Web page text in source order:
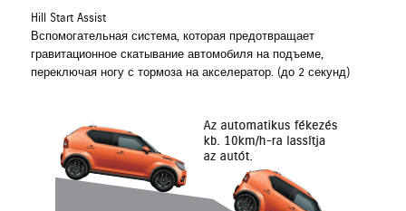
Hill Start Assist
Вспомогательная система, которая предотвращает
гравитационное скатывание автомобиля на подъеме,
переключая ногу с тормоза на акселератор. (до 2 секунд)